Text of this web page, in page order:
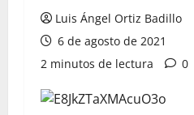
Luis Ángel Ortiz Badillo
6 de agosto de 2021
2 minutos de lectura
0